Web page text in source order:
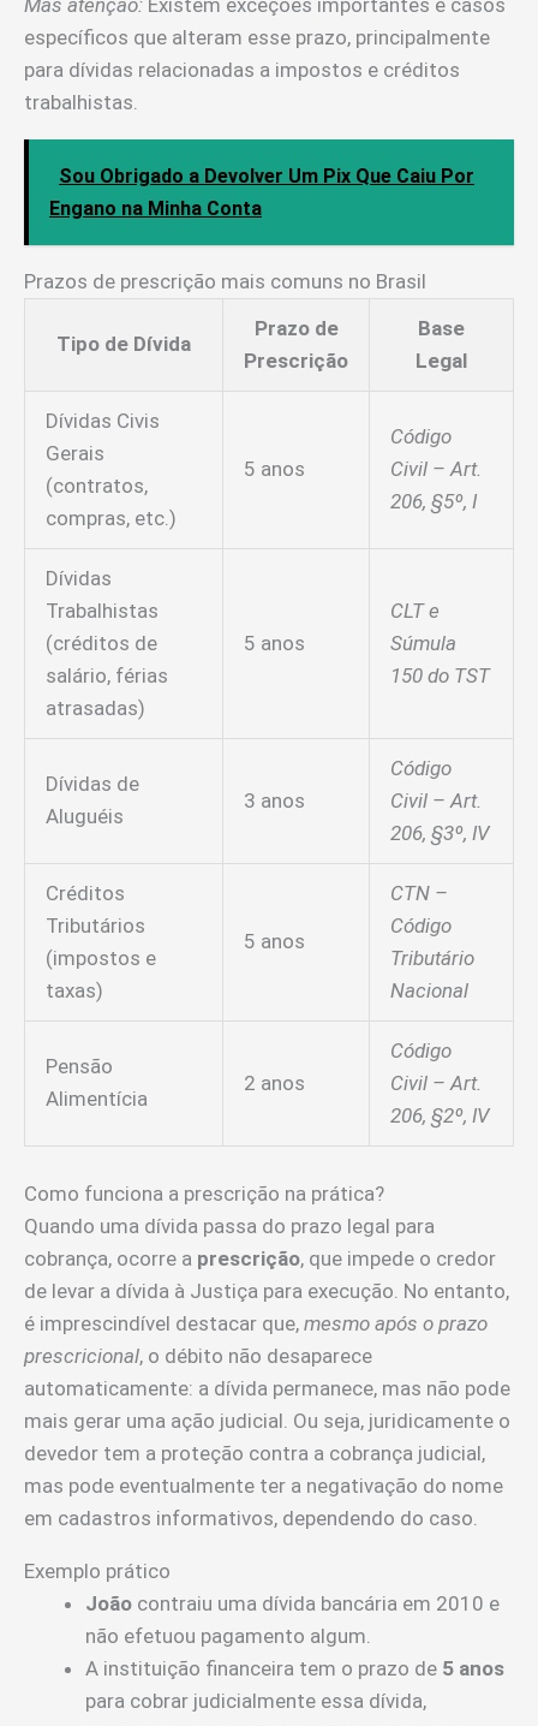
Mas atenção: Existem exceções importantes e casos
específicos que alteram esse prazo, principalmente
para dívidas relacionadas a impostos e créditos
trabalhistas.
Sou Obrigado a Devolver Um Pix Que Caiu Por
Engano na Minha Conta
Prazos de prescrição mais comuns no Brasil
Tipo de Dívida
Prazo de
Prescrição
Base
Legal
Dívidas Civis
Gerais
(contratos,
compras, etc.)
5 anos
Código
Civil – Art.
206, §5º, I
Dívidas
Trabalhistas
(créditos de
salário, férias
atrasadas)
5 anos
CLT e
Súmula
150 do TST
Dívidas de
Aluguéis
3 anos
Código
Civil – Art.
206, §3º, IV
Créditos
Tributários
(impostos e
taxas)
5 anos
CTN –
Código
Tributário
Nacional
Pensão
Alimentícia
2 anos
Código
Civil – Art.
206, §2º, IV
Como funciona a prescrição na prática?
Quando uma dívida passa do prazo legal para
cobrança, ocorre a prescrição, que impede o credor
de levar a dívida à Justiça para execução. No entanto,
é imprescindível destacar que, mesmo após o prazo
prescricional, o débito não desaparece
automaticamente: a dívida permanece, mas não pode
mais gerar uma ação judicial. Ou seja, juridicamente o
devedor tem a proteção contra a cobrança judicial,
mas pode eventualmente ter a negativação do nome
em cadastros informativos, dependendo do caso.
Exemplo prático
João contraiu uma dívida bancária em 2010 e
não efetuou pagamento algum.
A instituição financeira tem o prazo de 5 anos
para cobrar judicialmente essa dívida,